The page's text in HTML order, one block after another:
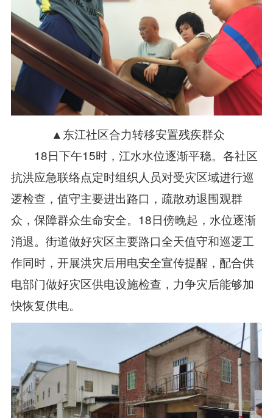
▲东江社区合力转移安置残疾群众
18日下午15时，江水水位逐渐平稳。各社区
抗洪应急联络点定时组织人员对受灾区域进行巡
逻检查，值守主要进出路口，疏散劝退围观群
众，保障群众生命安全。18日傍晚起，水位逐渐
消退。街道做好灾区主要路口全天值守和巡逻工
作同时，开展洪灾后用电安全宣传提醒，配合供
电部门做好灾区供电设施检查，力争灾后能够加
快恢复供电。